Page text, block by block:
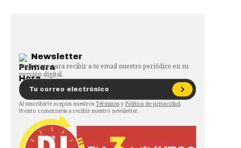
Newsletter
Regístrate para recibir a tu email nuestro periódico en su
versión digital.
Al suscribirte aceptas nuestros Términos y Política de privacidad.
Pronto comenzarás a recibir nuestro newsletter.